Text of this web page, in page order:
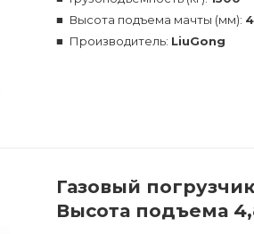
Высота подъема мачты (мм):
Производитель: LiuGong
Газовый
Высота подъема